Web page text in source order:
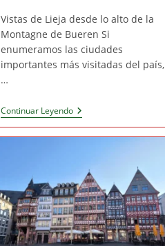
la
entrada:
la
entrada:
Vistas de Lieja desde lo alto de la
Montagne de Bueren Si
enumeramos las ciudades
importantes más visitadas del país,
…
Continuar LeyendoQué
Ver
Día:
Imprescindibles
Para
Una
Visita
Exprés